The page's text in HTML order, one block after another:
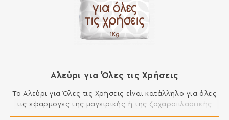
Αλεύρι για Όλες τις Χρήσεις
Το Αλεύρι για Όλες τις Χρήσεις είναι κατάλληλο για όλες
τις εφαρμογές της μαγειρικής ή της ζαχαροπλαστικής